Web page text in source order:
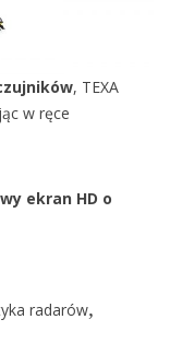
, TEXA
w ręce
ekran HD o
radarów